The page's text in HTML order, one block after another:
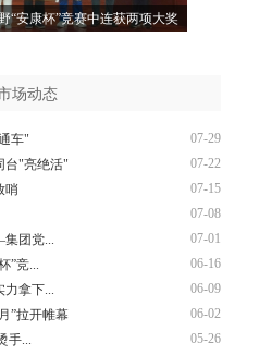
“安康杯”竞赛中连获两项大奖
场动态
车"
07-29
台"亮绝活"
07-22
哨
07-15
07-08
团党...
07-01
”竞...
06-16
力拿下...
06-09
”拉开帷幕
06-02
手...
05-26